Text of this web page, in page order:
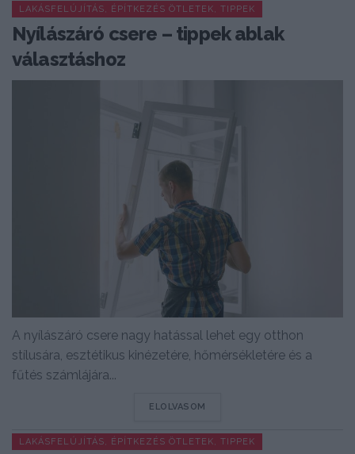
LAKÁSFELÚJÍTÁS, ÉPÍTKEZÉS ÖTLETEK, TIPPEK
Nyílászáró csere – tippek ablak
választáshoz
A nyílászáró csere nagy hatással lehet egy otthon
stílusára, esztétikus kinézetére, hőmérsékletére és a
fűtés számlájára...
ELOLVASOM
LAKÁSFELÚJÍTÁS, ÉPÍTKEZÉS ÖTLETEK, TIPPEK